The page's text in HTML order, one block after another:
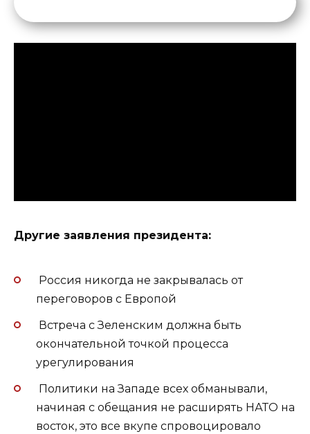
Другие заявления президента:
Россия никогда не закрывалась от
переговоров с Европой
Встреча с Зеленским должна быть
окончательной точкой процесса
урегулирования
Политики на Западе всех обманывали,
начиная с обещания не расширять НАТО на
восток, это все вкупе спровоцировало